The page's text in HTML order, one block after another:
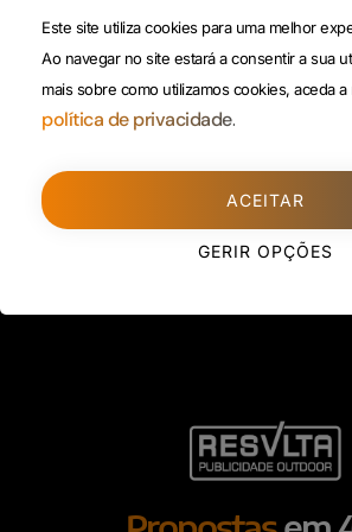
rede fixa)
Porto (Filial)
1588, 2º, sala 304
225 432 051
Este site utiliza cookies para uma melhor
Ao navegar no site estará a consentir a sua
mais sobre como utilizamos cookies, aceda a
política de privacidade.
ACEITAR
GERIR OPÇÕES